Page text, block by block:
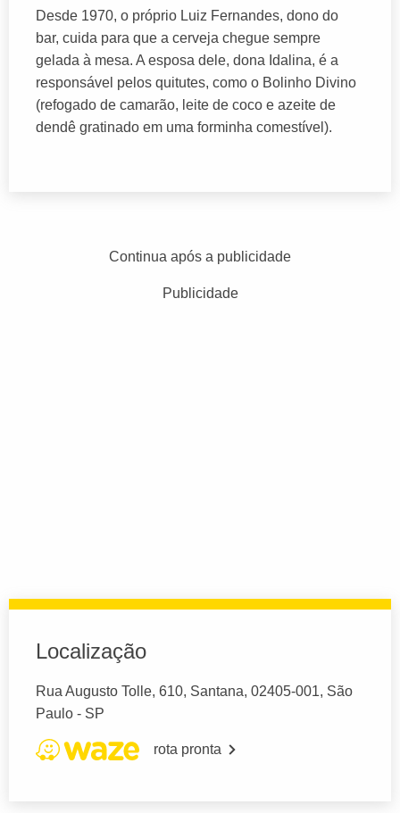
Desde 1970, o próprio Luiz Fernandes, dono do
bar, cuida para que a cerveja chegue sempre
gelada à mesa. A esposa dele, dona Idalina, é a
responsável pelos quitutes, como o Bolinho Divino
(refogado de camarão, leite de coco e azeite de
dendê gratinado em uma forminha comestível).
Continua após a publicidade
Publicidade
Localização
Rua Augusto Tolle, 610, Santana, 02405-001, São
Paulo - SP
rota pronta